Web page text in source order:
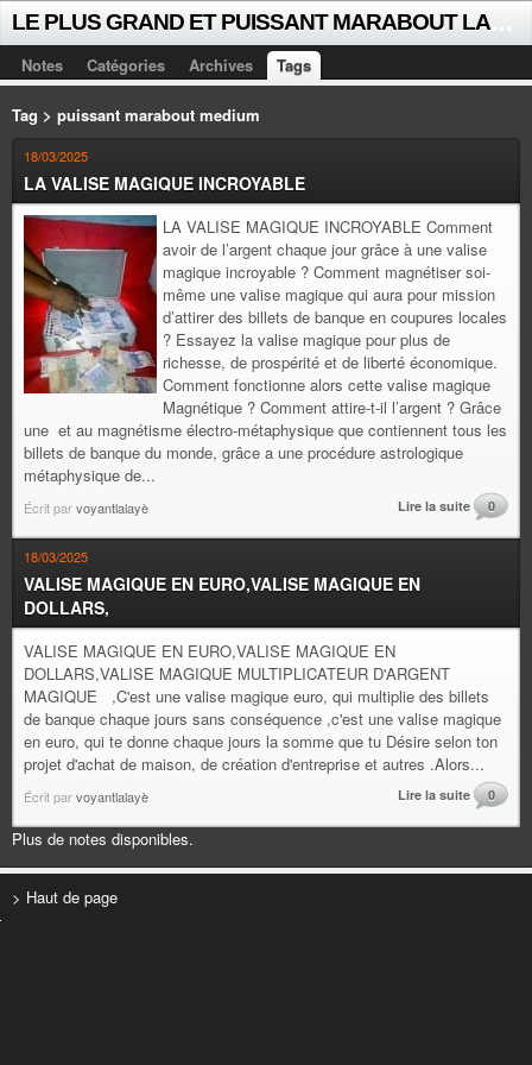
L
E PLUS GRAND ET PUISSANT MARABOUT LALAYE SORCIER VOYANT CELEBRE D'AFRIQUE INTERNATIONAL +229 +229 51021018
Notes Catégories Archives Tags
Tag > puissant marabout medium
18/03/2025
LA VALISE MAGIQUE INCROYABLE
LA VALISE MAGIQUE INCROYABLE Comment
avoir de l’argent chaque jour grâce à une valise
magique incroyable ? Comment magnétiser soi-
même une valise magique qui aura pour mission
d’attirer des billets de banque en coupures locales
? Essayez la valise magique pour plus de
richesse, de prospérité et de liberté économique.
Comment fonctionne alors cette valise magique
Magnétique ? Comment attire-t-il l’argent ? Grâce
une et au magnétisme électro-métaphysique que contiennent tous les
billets de banque du monde, grâce a une procédure astrologique
métaphysique de...
Écrit parvoyantlalayè Lire la suite 0
18/03/2025
VALISE MAGIQUE EN EURO,VALISE MAGIQUE EN
DOLLARS,
VALISE MAGIQUE EN EURO,VALISE MAGIQUE EN
DOLLARS,VALISE MAGIQUE MULTIPLICATEUR D'ARGENT
MAGIQUE ,C'est une valise magique euro, qui multiplie des billets
de banque chaque jours sans conséquence ,c'est une valise magique
en euro, qui te donne chaque jours la somme que tu Désire selon ton
projet d'achat de maison, de création d'entreprise et autres .Alors...
Écrit parvoyantlalayè Lire la suite 0
Plus de notes disponibles.
> Haut de page